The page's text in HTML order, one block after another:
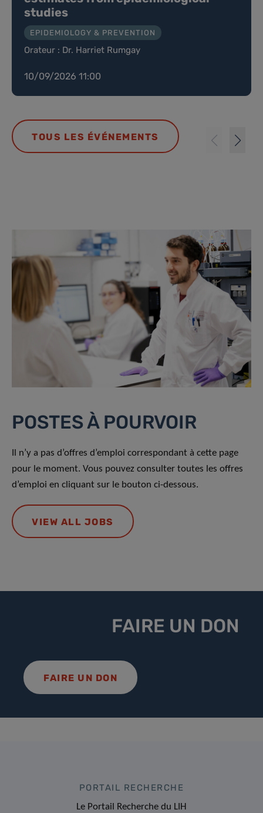
studies
EPIDEMIOLOGY & PREVENTION
Orateur : Dr. Harriet Rumgay
10/09/2026 11:00
TOUS LES ÉVÉNEMENTS
POSTES À POURVOIR
Il n’y a pas d’offres d’emploi correspondant à cette page
pour le moment. Vous pouvez consulter toutes les offres
d’emploi en cliquant sur le bouton ci-dessous.
VIEW ALL JOBS
FAIRE UN DON
FAIRE UN DON
PORTAIL RECHERCHE
Le Portail Recherche du LIH